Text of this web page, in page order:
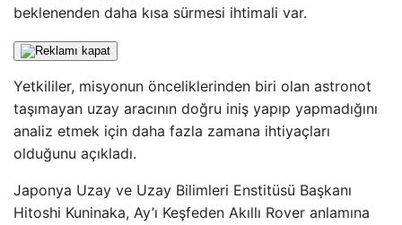
beklenenden daha kısa sürmesi ihtimali var.
Yetkililer, misyonun önceliklerinden biri olan astronot
taşımayan uzay aracının doğru iniş yapıp yapmadığını
analiz etmek için daha fazla zamana ihtiyaçları
olduğunu açıkladı.
Japonya Uzay ve Uzay Bilimleri Enstitüsü Başkanı
Hitoshi Kuninaka, Ay’ı Keşfeden Akıllı Rover anlamına